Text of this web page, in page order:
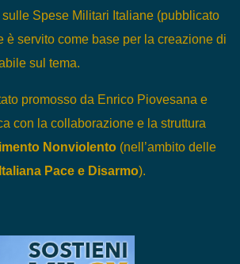
Spese Militari Italiane (pubblicato
è servito come base per la creazione di
sul tema.
promosso da Enrico Piovesana e
con la collaborazione e la struttura
Nonviolento (nell’ambito delle
Pace e Disarmo).